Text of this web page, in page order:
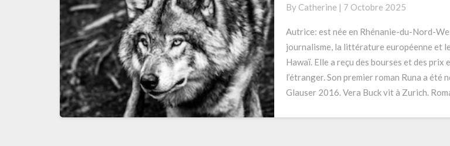
enfants
(RL2024)
458
pages
By Catherine | 7 Octobre 2025
Autrice: est née en Rhénanie-du-Nord-
journalisme, la littérature européenne et
Hawaï. Elle a reçu des bourses et des prix
l’étranger. Son premier roman Runa a été
Glauser 2016. Vera Buck vit à Zurich.